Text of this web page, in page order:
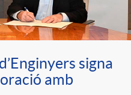
signa
amb